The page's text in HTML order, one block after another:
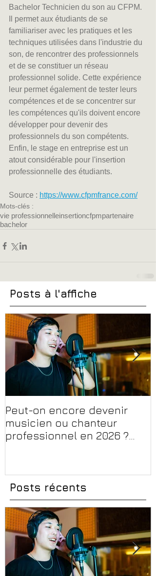
Bachelor Technicien du son au CFPM.
Il permet aux étudiants de se
familiariser avec les pratiques et les
techniques utilisées dans l'industrie du
son, de rencontrer des professionnels
et de se constituer un réseau
professionnel solide. Cette expérience
leur permet également de tester leurs
compétences et de se concentrer sur
les compétences qu'ils doivent encore
développer pour devenir des
professionnels du son compétents.
Enfin, le stage en entreprise est un
atout considérable pour l'insertion
professionnelle des étudiants.
Source : https://www.cfpmfrance.com/
Mots-clés :
vie professionnelleinsertioncfpmpartenaire
bachelor
Posts à l'affiche
Peut-on encore devenir
musicien ou chanteur
professionnel en 2026 ?
Posts récents